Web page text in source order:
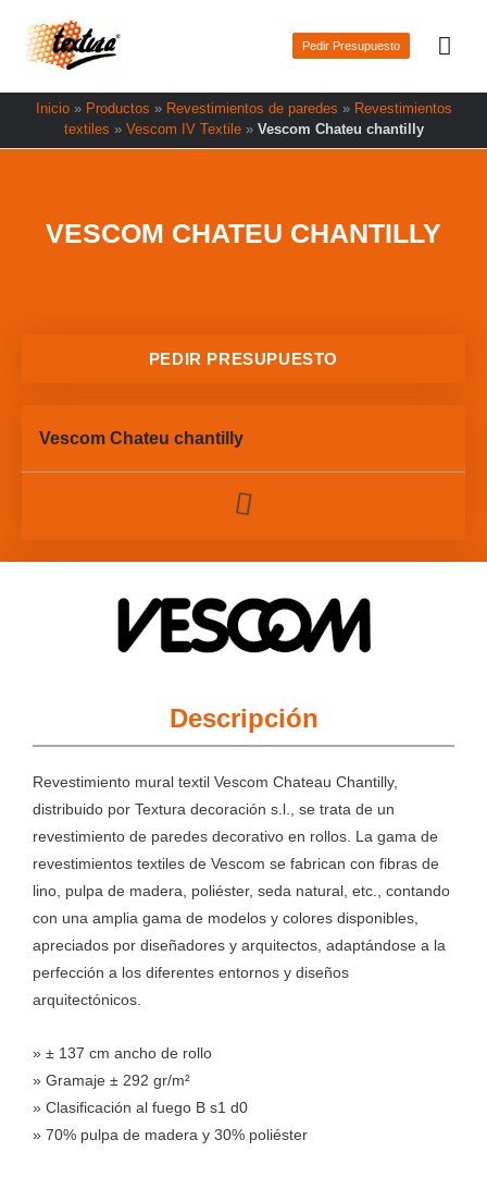
contenido
Pedir Presupuesto
Inicio» Productos » Revestimientos de paredes » Revestimientos
textiles » Vescom IV Textile» Vescom Chateu chantilly
VESCOM CHATEU CHANTILLY
Descripción
Revestimiento mural textil Vescom Chateau Chantilly,
distribuido por Textura decoración s.l., se trata de un
revestimiento de paredes decorativo en rollos. La gama de
revestimientos textiles de Vescom se fabrican con fibras de
lino, pulpa de madera, poliéster, seda natural, etc., contando
con una amplia gama de modelos y colores disponibles,
apreciados por diseñadores y arquitectos, adaptándose a la
perfección a los diferentes entornos y diseños
arquitectónicos.
» ± 137 cm ancho de rollo
» Gramaje ± 292 gr/m²
» Clasificación al fuego B s1 d0
» 70% pulpa de madera y 30% poliéster
PEDIR PRESUPUESTO
Vescom Chateu chantilly